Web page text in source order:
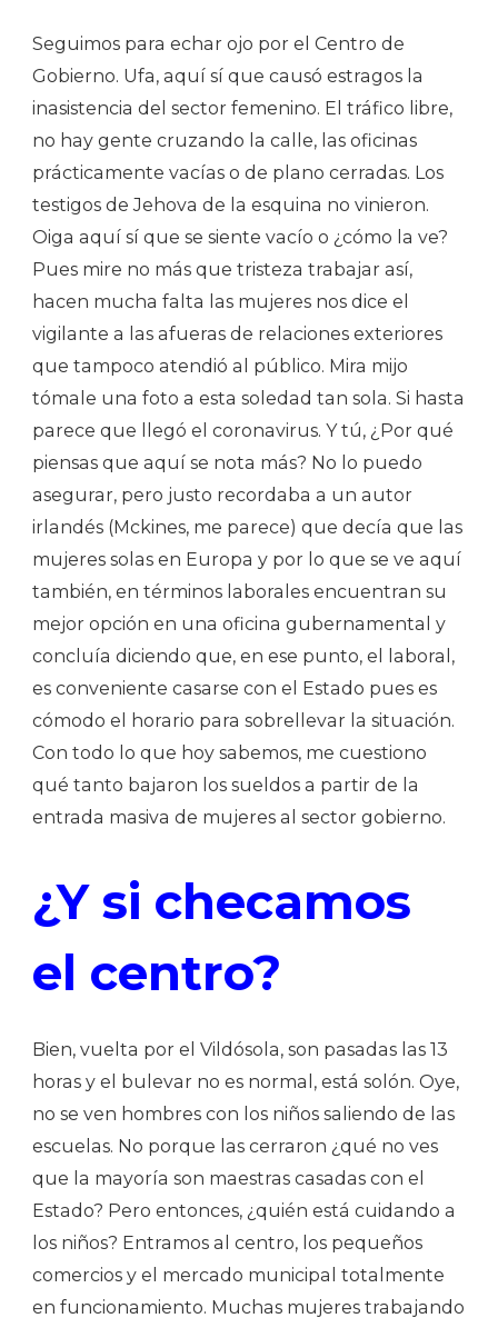
Seguimos para echar ojo por el Centro de
Gobierno. Ufa, aquí sí que causó estragos la
inasistencia del sector femenino. El tráfico libre,
no hay gente cruzando la calle, las oficinas
prácticamente vacías o de plano cerradas. Los
testigos de Jehova de la esquina no vinieron.
Oiga aquí sí que se siente vacío o ¿cómo la ve?
Pues mire no más que tristeza trabajar así,
hacen mucha falta las mujeres nos dice el
vigilante a las afueras de relaciones exteriores
que tampoco atendió al público. Mira mijo
tómale una foto a esta soledad tan sola. Si hasta
parece que llegó el coronavirus. Y tú, ¿Por qué
piensas que aquí se nota más? No lo puedo
asegurar, pero justo recordaba a un autor
irlandés (Mckines, me parece) que decía que las
mujeres solas en Europa y por lo que se ve aquí
también, en términos laborales encuentran su
mejor opción en una oficina gubernamental y
concluía diciendo que, en ese punto, el laboral,
es conveniente casarse con el Estado pues es
cómodo el horario para sobrellevar la situación.
Con todo lo que hoy sabemos, me cuestiono
qué tanto bajaron los sueldos a partir de la
entrada masiva de mujeres al sector gobierno.
¿Y si checamos
el centro?
Bien, vuelta por el Vildósola, son pasadas las 13
horas y el bulevar no es normal, está solón. Oye,
no se ven hombres con los niños saliendo de las
escuelas. No porque las cerraron ¿qué no ves
que la mayoría son maestras casadas con el
Estado? Pero entonces, ¿quién está cuidando a
los niños? Entramos al centro, los pequeños
comercios y el mercado municipal totalmente
en funcionamiento. Muchas mujeres trabajando